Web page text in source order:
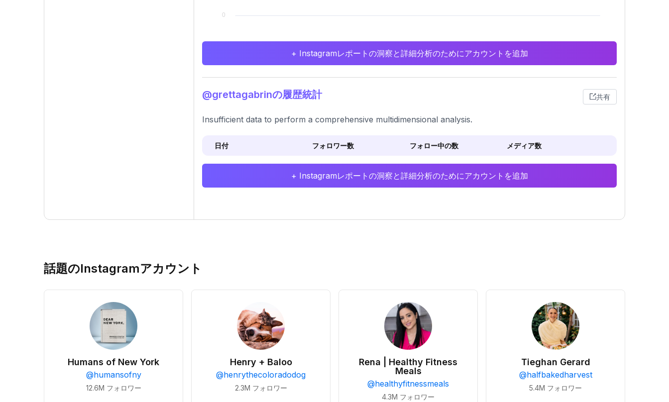
+ Instagramレポートの洞察と詳細分析のためにアカウントを追加
@grettagabrinの履歴統計 共有
Insufficient data to perform a comprehensive multidimensional analysis.
日付 フォロワー数 フォロー中の数 メディア数
+ Instagramレポートの洞察と詳細分析のためにアカウントを追加
話題のInstagramアカウント
Humans of New York
@humansofny
12.6M フォロワー
Henry + Baloo
@henrythecoloradodog
2.3M フォロワー
Rena | Healthy Fitness
Meals
@healthyfitnessmeals
4.3M フォロワー
Tieghan Gerard
@halfbakedharvest
5.4M フォロワー